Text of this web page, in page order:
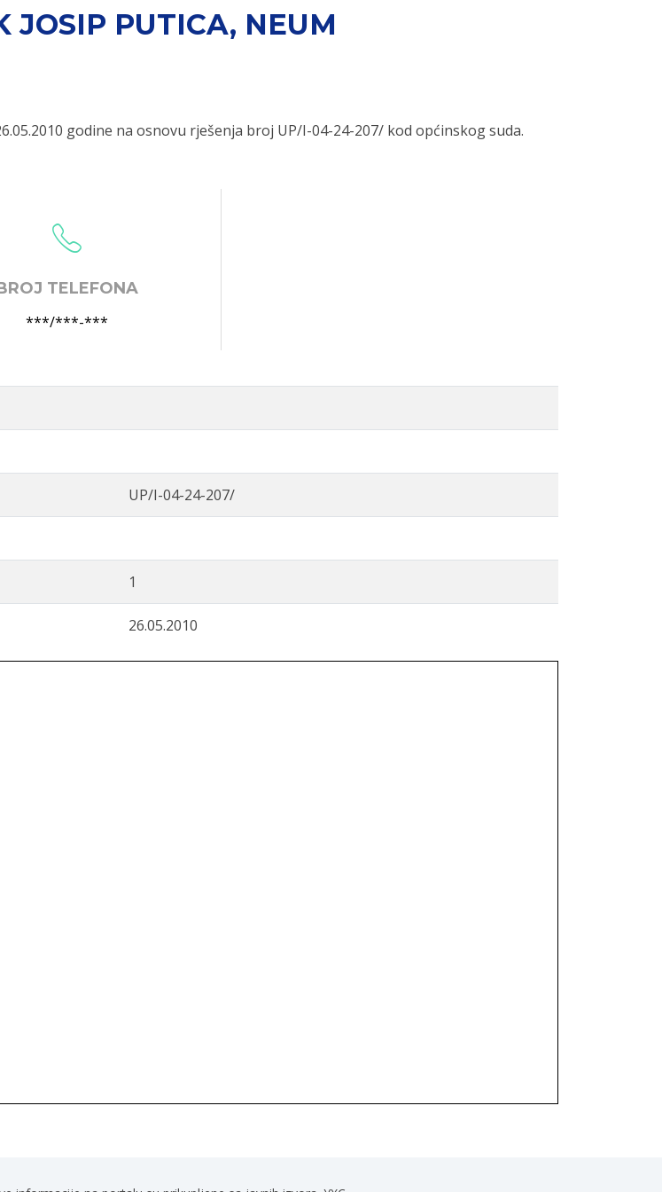
JOSIP PUTICA, NEUM
godine na osnovu rješenja broj UP/I-04-24-207/ kod općinskog suda.
TELEFONA
***/***-***
UP/I-04-24-207/
1
26.05.2010